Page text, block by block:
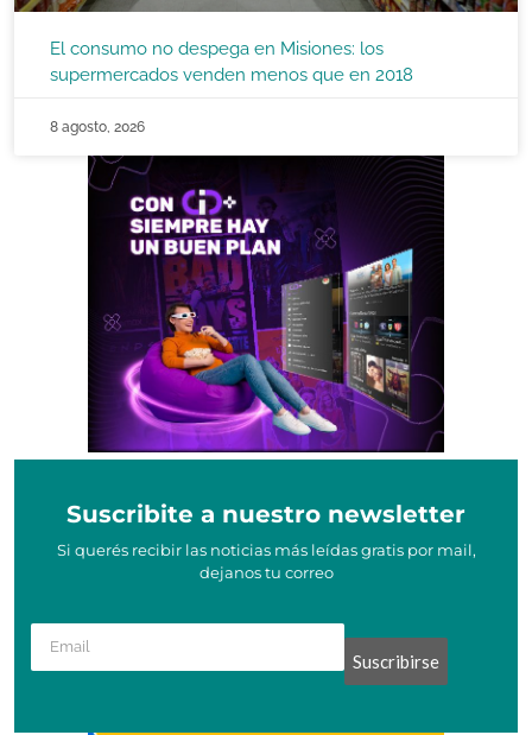
El consumo no despega en Misiones: los
supermercados venden menos que en 2018
8 agosto, 2026
Suscribite a nuestro newsletter
Si querés recibir las noticias más leídas gratis por mail,
dejanos tu correo
Suscribirse